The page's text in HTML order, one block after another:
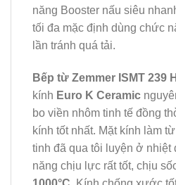
năng Booster nấu siêu
tối đa mặc định dùng chức
lần tránh quá tải.
Bếp từ Zemmer ISMT 239
kính Euro K Ceramic
bo viền nhôm tinh tế đồng
kính tốt nhất. Mặt kính làm
tinh đã qua tôi luyện ở nhiệt
năng chịu lực rất tốt, chịu